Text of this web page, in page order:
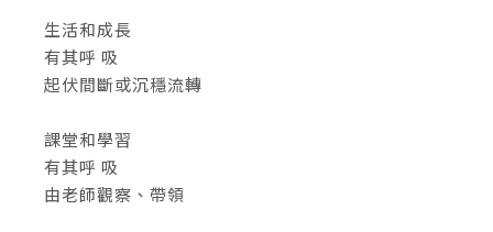
生活和成長
有其呼 吸
起伏間斷或沉穩流轉
課堂和學習
有其呼 吸
由老師觀察、帶領